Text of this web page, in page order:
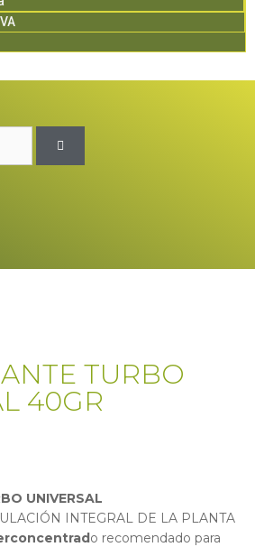
TURBO
40GR
UNIVERSAL
INTEGRAL DE LA PLANTA
o recomendado para